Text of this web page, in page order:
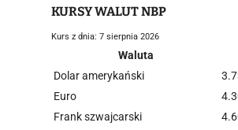
KURSY WALUT NBP
Kurs z dnia: 7 sierpnia 2026
Waluta
Dolar amerykański
Euro
Frank szwajcarski